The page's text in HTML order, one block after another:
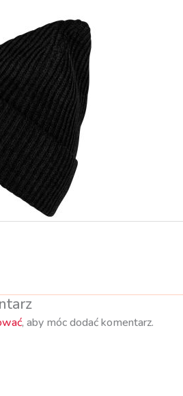
, aby móc dodać komentarz.